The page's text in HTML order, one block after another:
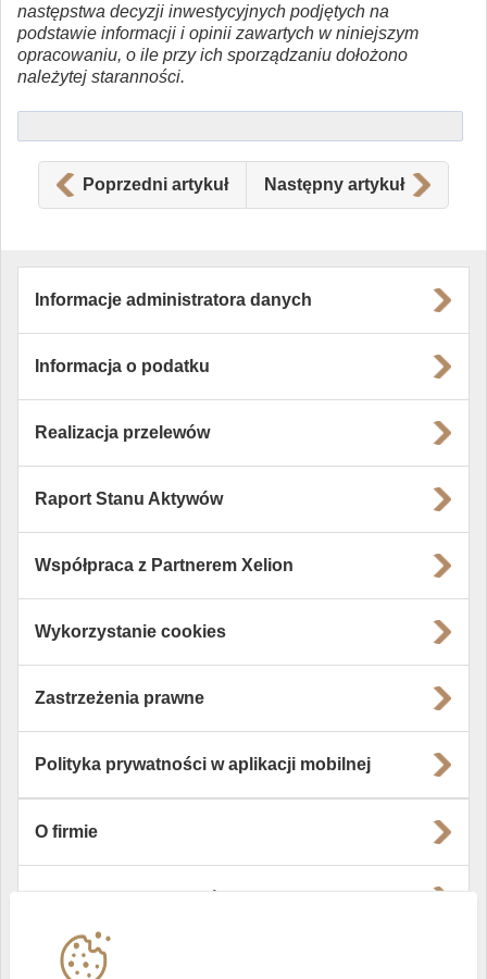
następstwa decyzji inwestycyjnych podjętych na
podstawie informacji i opinii zawartych w niniejszym
opracowaniu, o ile przy ich sporządzaniu dołożono
należytej staranności.
Poprzedni artykuł Następny artykuł
Informacje administratora danych
Informacja o podatku
Realizacja przelewów
Raport Stanu Aktywów
Współpraca z Partnerem Xelion
Wykorzystanie cookies
Zastrzeżenia prawne
Polityka prywatności w aplikacji mobilnej
O firmie
Instytucje współpracujące